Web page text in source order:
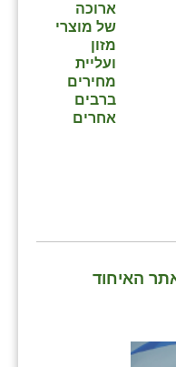
ארוכה
של מוצרי
מזון
ועליית
מחירים
ברבים
אחרים
האיחוד